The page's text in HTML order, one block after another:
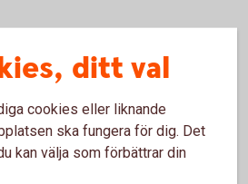
lätt
försäkringen över telefon.
ditt val
cookies eller liknande
ska fungera för dig. Det
kan välja som förbättrar din